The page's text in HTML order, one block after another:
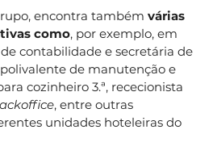
encontra também várias
como, por exemplo, em
contabilidade e secretária de
de manutenção e
cozinheiro 3.ª, rececionista
, entre outras
unidades hoteleiras do